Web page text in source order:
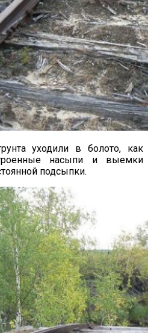
уходили в болото, как
насыпи и выемки
подсыпки.